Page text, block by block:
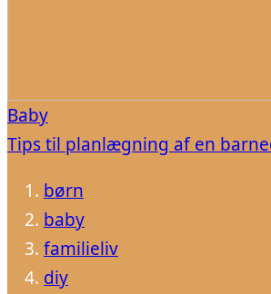
Baby
Tips til planlægning af en
børn
baby
familieliv
diy